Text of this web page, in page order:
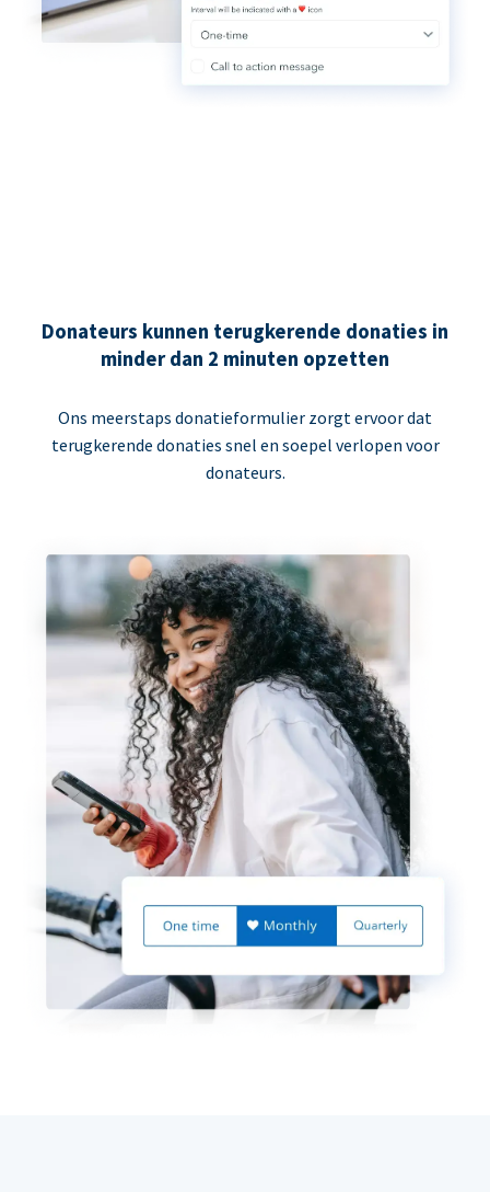
Donateurs kunnen terugkerende donaties in
minder dan 2 minuten opzetten
Ons meerstaps donatieformulier zorgt ervoor dat
terugkerende donaties snel en soepel verlopen voor
donateurs.